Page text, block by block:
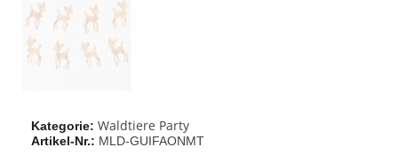
Kategorie Waldtiere Party
Artikel-Nr. MLD-GUIFAONMT